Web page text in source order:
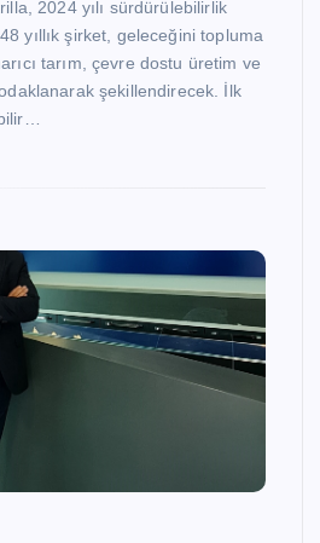
2024 yılı sürdürülebilirlik
yıllık şirket, geleceğini topluma
tarım, çevre dostu üretim ve
şekillendirecek. İlk